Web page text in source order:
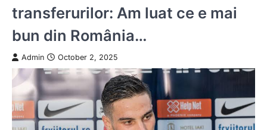
transferurilor: Am luat ce e mai
bun din România…
Admin October 2, 2025